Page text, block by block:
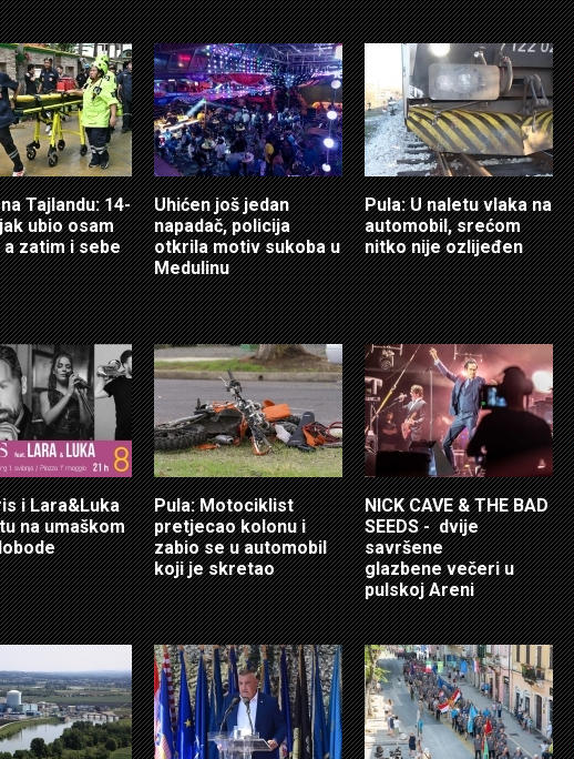
Tajlandu: 14-
ubio osam
a zatim i sebe
Uhićen još jedan
napadač, policija
otkrila motiv sukoba u
Medulinu
Pula: U naletu vlaka na
automobil, srećom
nitko nije ozlijeđen
i Lara&Luka
na umaškom
Pula: Motociklist
pretjecao kolonu i
zabio se u automobil
koji je skretao
NICK CAVE & THE BAD
SEEDS - dvije
savršene
glazbene večeri u
pulskoj Areni